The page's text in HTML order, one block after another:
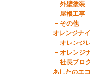
外壁塗装
屋根工事
その他
オレンジナ
オレンジ
オレンジ
社長ブロ
あしたのエ